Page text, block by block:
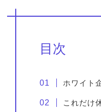
目次
ホワイト
これだけ